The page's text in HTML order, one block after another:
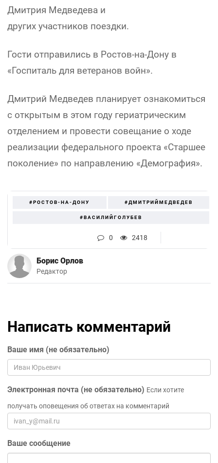
Дмитрия Медведева и
других участников поездки.
Гости отправились в Ростов-на-Дону в
«Госпиталь для ветеранов войн».
Дмитрий Медведев планирует ознакомиться
с открытым в этом году гериатрическим
отделением и провести совещание о ходе
реализации федерального проекта «Старшее
поколение» по направлению «Демография».
#РОСТОВ-НА-ДОНУ #ДМИТРИЙМЕДВЕДЕВ
#ВАСИЛИЙГОЛУБЕВ
0 2418
Борис Орлов
Редактор
Написать комментарий
Ваше имя (не обязательно)
Электронная почта (не обязательно) Если хотите
получать оповещения об ответах на комментарий
Ваше сообщение